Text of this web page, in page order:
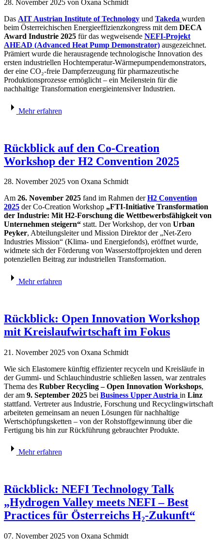
28. November 2025 von Oxana Schmidt
Das AIT Austrian Institute of Technology und Takeda wurden
beim Österreichischen Energieeffizienzkongress mit dem DECA
Award Industrie 2025 für das wegweisende NEFI-Projekt
AHEAD (Advanced Heat Pump Demonstrator) ausgezeichnet.
Prämiert wurde die herausragende technologische Innovation des
ersten industriellen Hochtemperatur-Wärmepumpendemonstrators,
der eine CO₂-freie Dampferzeugung für pharmazeutische
Produktionsprozesse ermöglicht – ein Meilenstein für die
nachhaltige Transformation energieintensiver Industrien.
Mehr erfahren
Rückblick auf den Co-Creation
Workshop der H2 Convention 2025
28. November 2025 von Oxana Schmidt
Am 26. November 2025 fand im Rahmen derH2 Convention
2025 der Co-Creation Workshop „FTI-Initiative Transformation
der Industrie: Mit H2-Forschung die Wettbewerbsfähigkeit von
Unternehmen steigern“ statt. Der Workshop, der von Urban
Peyker, Abteilungsleiter und Mission Direktor der „Net-Zero
Industries Mission“ (Klima- und Energiefonds), eröffnet wurde,
widmete sich der Förderung von Wasserstoffprojekten und deren
potenziellen Beitrag zur industriellen Transformation.
Mehr erfahren
Rückblick: Open Innovation Workshop
mit Kreislaufwirtschaft im Fokus
21. November 2025 von Oxana Schmidt
Wie sich Elastomere künftig effizienter recyceln und Kreisläufe in
der Gummi- und Schlauchindustrie schließen lassen, war zentrales
Thema des Rubber Recycling – Open Innovation Workshops,
der am 9. September 2025 bei Business Upper Austria in Linz
stattfand. Vertreter aus Industrie, Forschung und Recyclingwirtschaft
arbeiteten gemeinsam an neuen Lösungen für nachhaltige
Wertschöpfungsketten – von der Rohstoffgewinnung über die
Fertigung bis hin zur Rückführung gebrauchter Produkte.
Mehr erfahren
Rückblick: NEFI Technology Talk
„Hydrogen Valley meets NEFI – Best
Practices für Österreichs H₂-Zukunft“
07. November 2025 von Oxana Schmidt